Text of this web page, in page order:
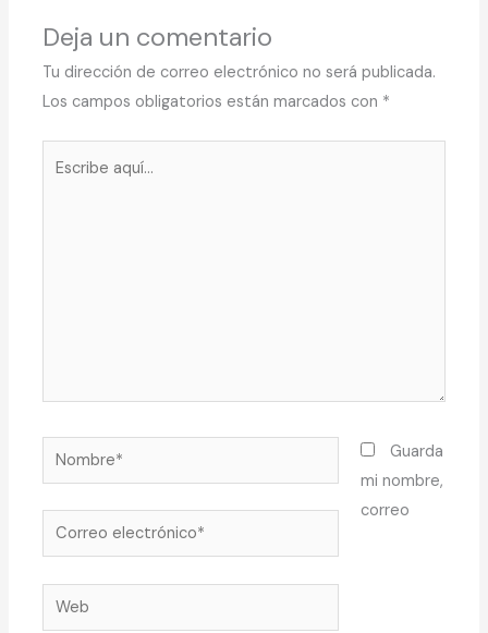
Deja un comentario
Tu dirección de correo electrónico no será publicada.
Los campos obligatorios están marcados con *
Nombre*
Correo
electrónico*
Web
Guarda
mi nombre,
correo